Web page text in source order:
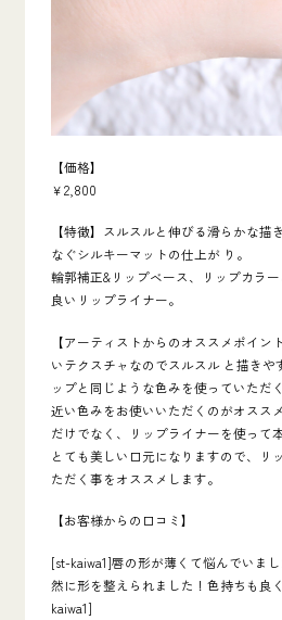
【価格】
￥2,800
【特徴】スルスルと伸びる滑らかな描
なぐシルキーマットの仕上が り。
輪郭補正&リップベース、リップカラ
良いリップライナー。
【アーティストからのオススメポイン
いテクスチャなのでスルスル と描きや
ップと同じような色みを使っていただ
近い色みをお使いいただくのがオスス
だけでなく、リップライナーを使って
とても美しい口元になりますので、リ
ただく事をオススメします。
【お客様からの口コミ】
[st-kaiwa1]唇の形が薄くて悩んでいま
然に形を整えられました！色持ちも良
kaiwa1]